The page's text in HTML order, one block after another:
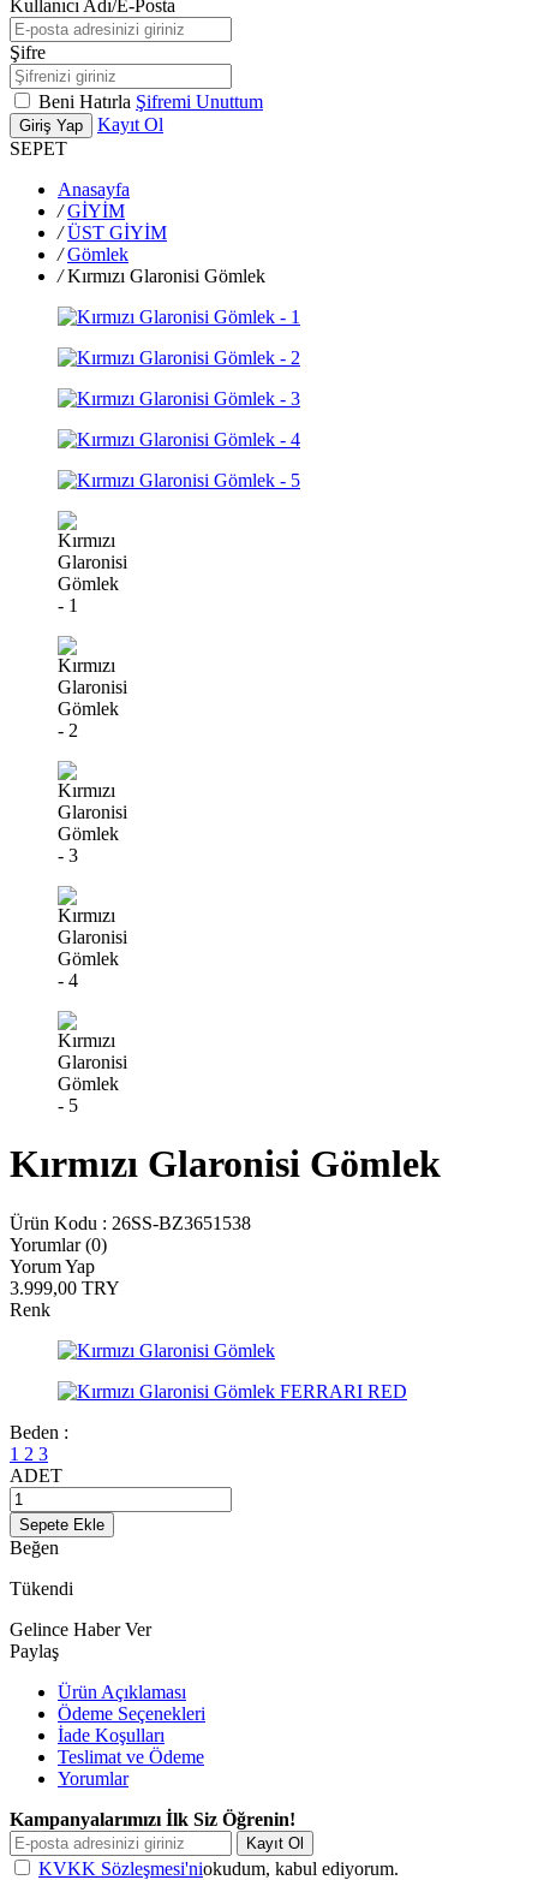
Kullanıcı Adı/E-Posta
Şifre
Beni Hatırla Şifremi Unuttum
Giriş Yap
Kayıt Ol
SEPET
Anasayfa
/ GİYİM
/ ÜST GİYİM
/ Gömlek
/ Kırmızı Glaronisi Gömlek
Kırmızı Glaronisi Gömlek
Ürün Kodu : 26SS-BZ3651538
Yorumlar (0)
Yorum Yap
3.999,00 TRY
Renk
Beden :
1 2 3
ADET
Sepete Ekle
Beğen
Tükendi
Gelince Haber Ver
Paylaş
Ürün Açıklaması
Ödeme Seçenekleri
İade Koşulları
Teslimat ve Ödeme
Yorumlar
Kampanyalarımızı İlk Siz Öğrenin!
Kayıt Ol
KVKK Sözleşmesi'niokudum, kabul ediyorum.